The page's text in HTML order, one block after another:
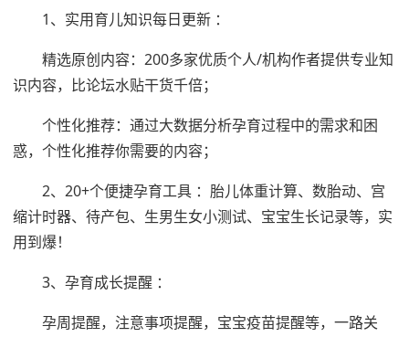
1、实用育儿知识每日更新 ：
精选原创内容：200多家优质个人/机构作者提供专业知
识内容，比论坛水贴干货千倍；
个性化推荐：通过大数据分析孕育过程中的需求和困
惑，个性化推荐你需要的内容；
2、20+个便捷孕育工具 ：胎儿体重计算、数胎动、宫
缩计时器、待产包、生男生女小测试、宝宝生长记录等，实
用到爆！
3、孕育成长提醒 ：
孕周提醒，注意事项提醒，宝宝疫苗提醒等，一路关